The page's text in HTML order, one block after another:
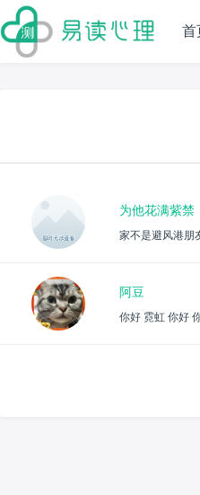
首
为他花满紫禁
家不是避风港朋
阿豆
你好 霓虹 你好